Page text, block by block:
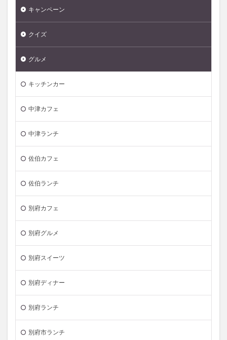
キャンペーン
クイズ
グルメ
キッチンカー
中津カフェ
中津ランチ
佐伯カフェ
佐伯ランチ
別府カフェ
別府グルメ
別府スイーツ
別府ディナー
別府ランチ
別府市ランチ